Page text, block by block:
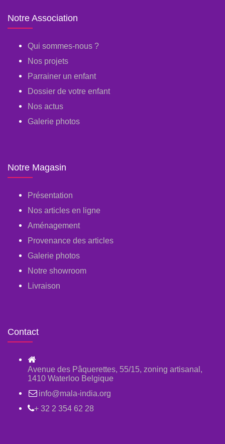
Notre Association
Qui sommes-nous ?
Nos projets
Parrainer un enfant
Dossier de votre enfant
Nos actus
Galerie photos
Notre Magasin
Présentation
Nos articles en ligne
Aménagement
Provenance des articles
Galerie photos
Notre showroom
Livraison
Contact
Avenue des Pâquerettes, 55/15, zoning artisanal,
1410 Waterloo Belgique
info@mala-india.org
+ 32 2 354 62 28